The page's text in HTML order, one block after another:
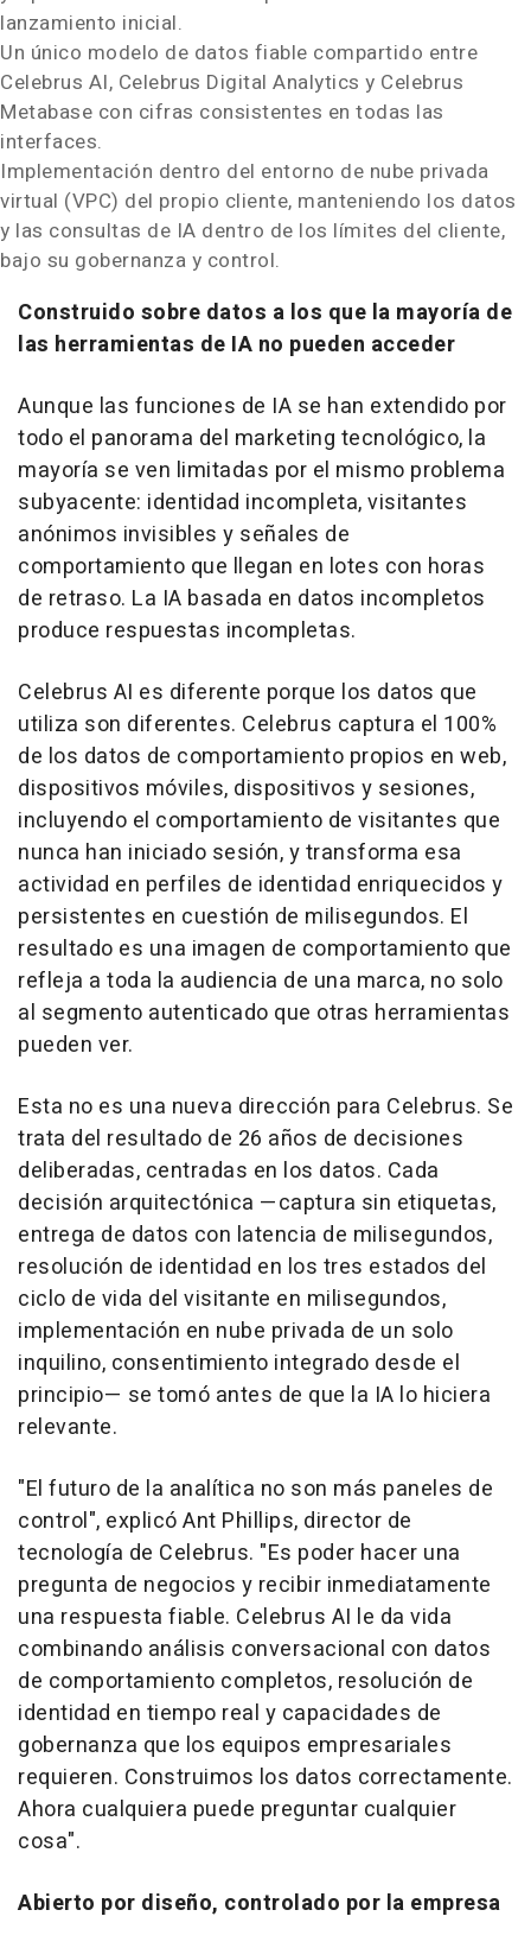
lanzamiento inicial.
Un único modelo de datos fiable compartido entre
Celebrus AI, Celebrus Digital Analytics y Celebrus
Metabase con cifras consistentes en todas las
interfaces.
Implementación dentro del entorno de nube privada
virtual (VPC) del propio cliente, manteniendo los datos
y las consultas de IA dentro de los límites del cliente,
bajo su gobernanza y control.
Construido sobre datos a los que la mayoría de
las herramientas de IA no pueden acceder
Aunque las funciones de IA se han extendido por
todo el panorama del marketing tecnológico, la
mayoría se ven limitadas por el mismo problema
subyacente: identidad incompleta, visitantes
anónimos invisibles y señales de
comportamiento que llegan en lotes con horas
de retraso. La IA basada en datos incompletos
produce respuestas incompletas.
Celebrus AI es diferente porque los datos que
utiliza son diferentes. Celebrus captura el 100%
de los datos de comportamiento propios en web,
dispositivos móviles, dispositivos y sesiones,
incluyendo el comportamiento de visitantes que
nunca han iniciado sesión, y transforma esa
actividad en perfiles de identidad enriquecidos y
persistentes en cuestión de milisegundos. El
resultado es una imagen de comportamiento que
refleja a toda la audiencia de una marca, no solo
al segmento autenticado que otras herramientas
pueden ver.
Esta no es una nueva dirección para Celebrus. Se
trata del resultado de 26 años de decisiones
deliberadas, centradas en los datos. Cada
decisión arquitectónica —captura sin etiquetas,
entrega de datos con latencia de milisegundos,
resolución de identidad en los tres estados del
ciclo de vida del visitante en milisegundos,
implementación en nube privada de un solo
inquilino, consentimiento integrado desde el
principio— se tomó antes de que la IA lo hiciera
relevante.
"El futuro de la analítica no son más paneles de
control", explicó Ant Phillips, director de
tecnología de Celebrus. "Es poder hacer una
pregunta de negocios y recibir inmediatamente
una respuesta fiable. Celebrus AI le da vida
combinando análisis conversacional con datos
de comportamiento completos, resolución de
identidad en tiempo real y capacidades de
gobernanza que los equipos empresariales
requieren. Construimos los datos correctamente.
Ahora cualquiera puede preguntar cualquier
cosa".
Abierto por diseño, controlado por la empresa